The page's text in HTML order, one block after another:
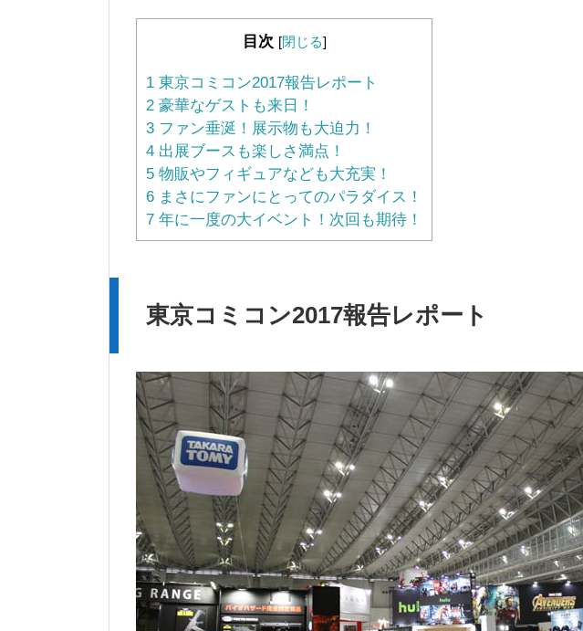
目次 [閉じる]
1 東京コミコン2017報告レポート
2 豪華なゲストも来日！
3 ファン垂涎！展示物も大迫力！
4 出展ブースも楽しさ満点！
5 物販やフィギュアなども大充実！
6 まさにファンにとってのパラダイス！
7 年に一度の大イベント！次回も期待！
東京コミコン2017報告レポート